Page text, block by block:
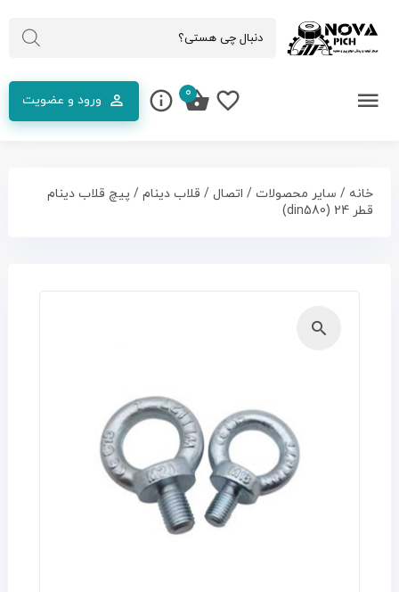
ورود و عضویت 0
خانه / سایر محصولات/ اتصال/ قلاب دینام/ پیچ قلاب دینام
قطر 24 (din580)